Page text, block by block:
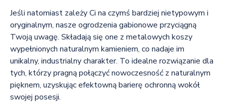
Jeśli natomiast zależy Ci na czymś bardziej nietypowym i
oryginalnym, nasze ogrodzenia gabionowe przyciągną
Twoją uwagę. Składają się one z metalowych koszy
wypełnionych naturalnym kamieniem, co nadaje im
unikalny, industrialny charakter. To idealne rozwiązanie dla
tych, którzy pragną połączyć nowoczesność z naturalnym
pięknem, uzyskując efektowną barierę ochronną wokół
swojej posesji.